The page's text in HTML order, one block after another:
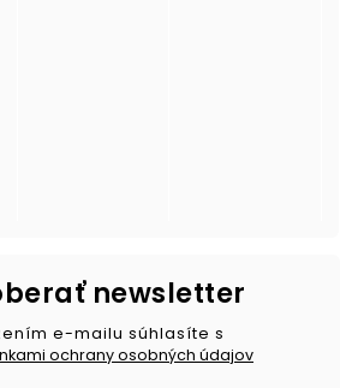
newsletter
e-mailu súhlasíte s
ochrany osobných údajov